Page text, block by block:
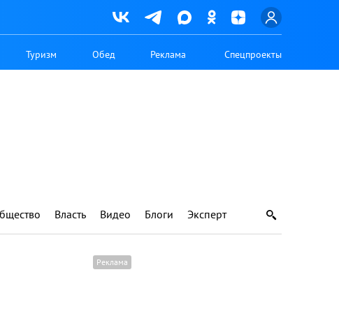
Туризм Обед Реклама Спецпроекты
Власть Видео Блоги Эксперт